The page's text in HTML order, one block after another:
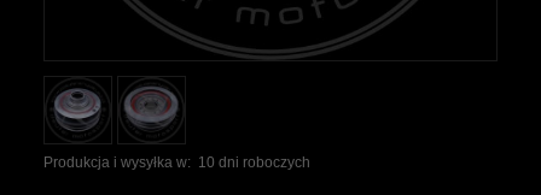
Produkcja i wysyłka w: 10 dni roboczych